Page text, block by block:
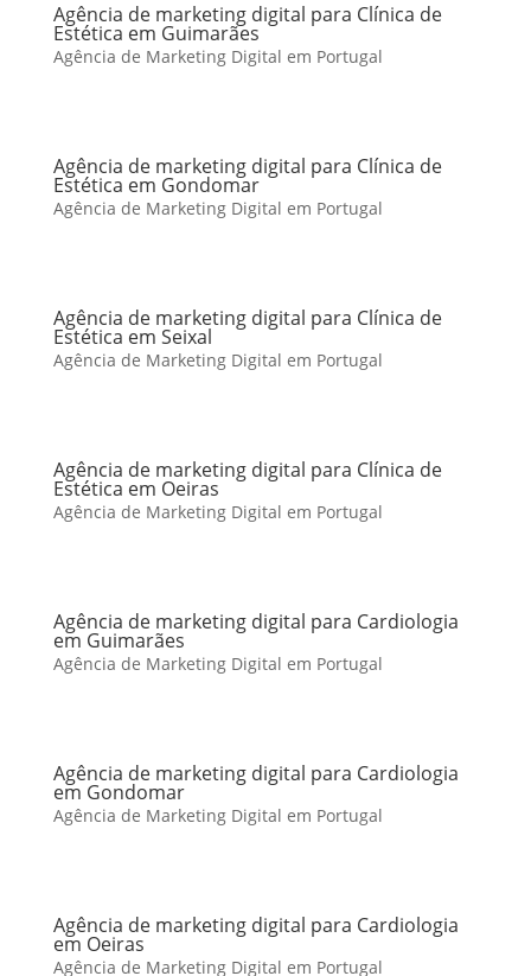
Agência de marketing digital para Clínica de
Estética em Guimarães
Agência de Marketing Digital em Portugal
Agência de marketing digital para Clínica de
Estética em Gondomar
Agência de Marketing Digital em Portugal
Agência de marketing digital para Clínica de
Estética em Seixal
Agência de Marketing Digital em Portugal
Agência de marketing digital para Clínica de
Estética em Oeiras
Agência de Marketing Digital em Portugal
Agência de marketing digital para Cardiologia
em Guimarães
Agência de Marketing Digital em Portugal
Agência de marketing digital para Cardiologia
em Gondomar
Agência de Marketing Digital em Portugal
Agência de marketing digital para Cardiologia
em Oeiras
Agência de Marketing Digital em Portugal